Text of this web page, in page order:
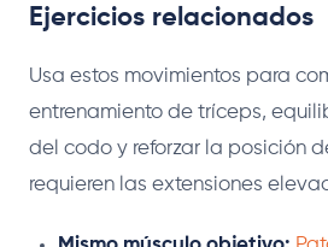
Ejercicios relacionados
Usa estos movimientos para
entrenamiento de tríceps,
del codo y reforzar la posición
requieren las extensiones